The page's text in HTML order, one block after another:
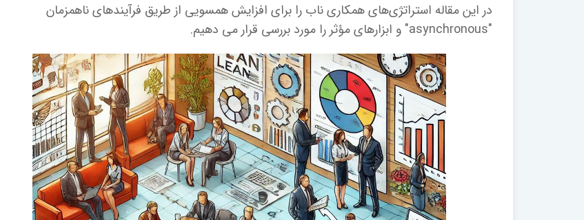
در این مقاله استراتژی‌های همکاری ناب را برای افزایش همسویی از طریق فرآیندهای ناهمزمان
"asynchronous" و ابزارهای مؤثر را مورد بررسی قرار می دهیم.